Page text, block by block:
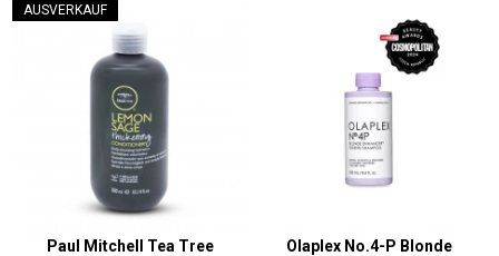
AUSVERKAUF
Paul Mitchell Tea Tree
Olaplex No.4-P Blonde